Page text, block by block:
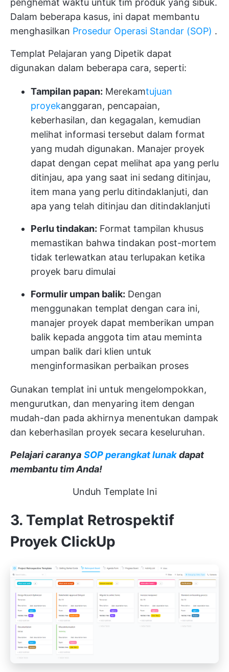
penghemat waktu untuk tim produk yang sibuk.
Dalam beberapa kasus, ini dapat membantu
menghasilkan Prosedur Operasi Standar (SOP) .
Templat Pelajaran yang Dipetik dapat
digunakan dalam beberapa cara, seperti:
Tampilan papan: Merekamtujuan
proyekanggaran, pencapaian,
keberhasilan, dan kegagalan, kemudian
melihat informasi tersebut dalam format
yang mudah digunakan. Manajer proyek
dapat dengan cepat melihat apa yang perlu
ditinjau, apa yang saat ini sedang ditinjau,
item mana yang perlu ditindaklanjuti, dan
apa yang telah ditinjau dan ditindaklanjuti
Perlu tindakan: Format tampilan khusus
memastikan bahwa tindakan post-mortem
tidak terlewatkan atau terlupakan ketika
proyek baru dimulai
Formulir umpan balik: Dengan
menggunakan templat dengan cara ini,
manajer proyek dapat memberikan umpan
balik kepada anggota tim atau meminta
umpan balik dari klien untuk
menginformasikan perbaikan proses
Gunakan templat ini untuk mengelompokkan,
mengurutkan, dan menyaring item dengan
mudah-dan pada akhirnya menentukan dampak
dan keberhasilan proyek secara keseluruhan.
Pelajari caranya SOP perangkat lunak dapat
membantu tim Anda!
Unduh Template Ini
3. Templat Retrospektif
Proyek ClickUp